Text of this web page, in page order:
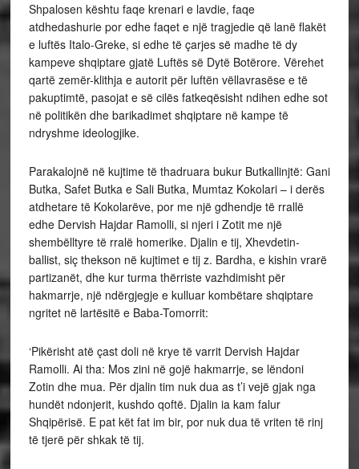
Shpalosen kështu faqe krenari e lavdie, faqe
atdhedashurie por edhe faqet e një tragjedie që lanë flakët
e luftës Italo-Greke, si edhe të çarjes së madhe të dy
kampeve shqiptare gjatë Luftës së Dytë Botërore. Vërehet
qartë zemër-klithja e autorit për luftën vëllavrasëse e të
pakuptimtë, pasojat e së cilës fatkeqësisht ndihen edhe sot
në politikën dhe barikadimet shqiptare në kampe të
ndryshme ideologjike.
Parakalojnë në kujtime të thadruara bukur Butkallinjtë: Gani
Butka, Safet Butka e Sali Butka, Mumtaz Kokolari – i derës
atdhetare të Kokolarëve, por me një gdhendje të rrallë
edhe Dervish Hajdar Ramolli, si njeri i Zotit me një
shembëlltyre të rralë homerike. Djalin e tij, Xhevdetin-
ballist, siç thekson në kujtimet e tij z. Bardha, e kishin vrarë
partizanët, dhe kur turma thërriste vazhdimisht për
hakmarrje, një ndërgjegje e kulluar kombëtare shqiptare
ngritet në lartësitë e Baba-Tomorrit:
‘Pikërisht atë çast doli në krye të varrit Dervish Hajdar
Ramolli. Ai tha: Mos zini në gojë hakmarrje, se lëndoni
Zotin dhe mua. Për djalin tim nuk dua as t’i vejë gjak nga
hundët ndonjerit, kushdo qoftë. Djalin ia kam falur
Shqipërisë. E pat kët fat im bir, por nuk dua të vriten të rinj
të tjerë për shkak të tij.